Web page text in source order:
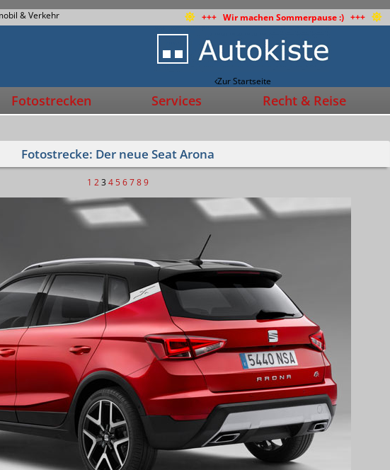
& Verkehr +++ Wir machen Sommerpause :) +++
Zur Startseite
Fotostrecken Services Recht & Reise
Fotostrecke: Der neue Seat Arona
1 2 3 4 5 6 7 8 9